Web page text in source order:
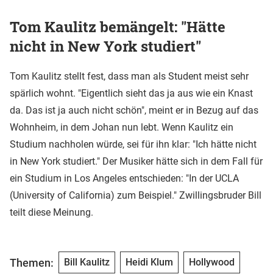
Tom Kaulitz bemängelt: "Hätte
nicht in New York studiert"
Tom Kaulitz stellt fest, dass man als Student meist sehr
spärlich wohnt. "Eigentlich sieht das ja aus wie ein Knast
da. Das ist ja auch nicht schön", meint er in Bezug auf das
Wohnheim, in dem Johan nun lebt. Wenn Kaulitz ein
Studium nachholen würde, sei für ihn klar: "Ich hätte nicht
in New York studiert." Der Musiker hätte sich in dem Fall für
ein Studium in Los Angeles entschieden: "In der UCLA
(University of California) zum Beispiel." Zwillingsbruder Bill
teilt diese Meinung.
Themen: Bill Kaulitz Heidi Klum Hollywood